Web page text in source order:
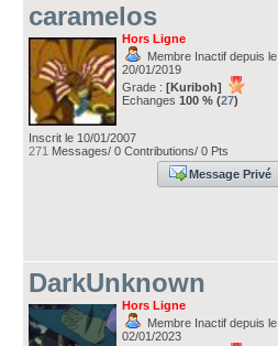
caramelos
Hors Ligne
Membre Inactif depuis le
20/01/2019
Grade : [Kuriboh]
Echanges 100 % (27)
Inscrit le 10/01/2007
271 Messages/ 0 Contributions/ 0 Pts
Message Privé
DarkUnknown
Hors Ligne
Membre Inactif depuis le
02/01/2023